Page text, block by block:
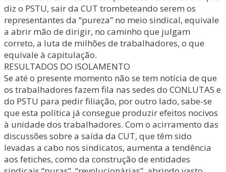
diz o PSTU, sair da CUT trombeteando serem os
representantes da “pureza” no meio sindical, equivale
a abrir mão de dirigir, no caminho que julgam
correto, a luta de milhões de trabalhadores, o que
equivale à capitulação.
RESULTADOS DO ISOLAMENTO
Se até o presente momento não se tem notícia de que
os trabalhadores fazem fila nas sedes do CONLUTAS e
do PSTU para pedir filiação, por outro lado, sabe-se
que esta política já consegue produzir efeitos nocivos
à unidade dos trabalhadores. Com o acirramento das
discussões sobre a saída da CUT, que têm sido
levadas a cabo nos sindicatos, aumenta a tendência
aos fetiches, como da construção de entidades